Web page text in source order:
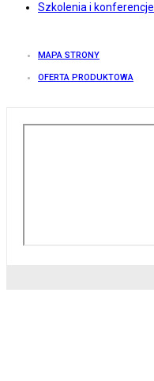
Szkolenia i konferencje
MAPA STRONY
OFERTA PRODUKTOWA